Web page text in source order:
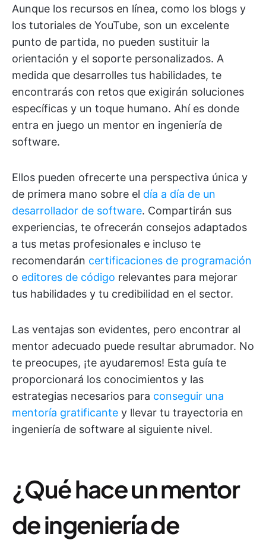
Aunque los recursos en línea, como los blogs y
los tutoriales de YouTube, son un excelente
punto de partida, no pueden sustituir la
orientación y el soporte personalizados. A
medida que desarrolles tus habilidades, te
encontrarás con retos que exigirán soluciones
específicas y un toque humano. Ahí es donde
entra en juego un mentor en ingeniería de
software.
Ellos pueden ofrecerte una perspectiva única y
de primera mano sobre el día a día de un
desarrollador de software. Compartirán sus
experiencias, te ofrecerán consejos adaptados
a tus metas profesionales e incluso te
recomendarán certificaciones de programación
o editores de código relevantes para mejorar
tus habilidades y tu credibilidad en el sector.
Las ventajas son evidentes, pero encontrar al
mentor adecuado puede resultar abrumador. No
te preocupes, ¡te ayudaremos! Esta guía te
proporcionará los conocimientos y las
estrategias necesarios para conseguir una
mentoría gratificante y llevar tu trayectoria en
ingeniería de software al siguiente nivel.
¿Qué hace un mentor
de ingeniería de